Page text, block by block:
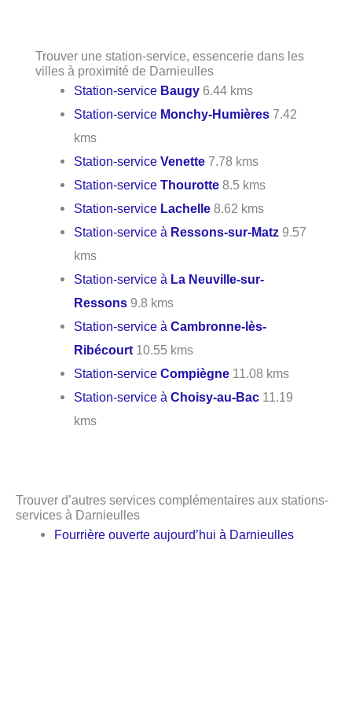
Trouver une station-service, essencerie dans les
villes à proximité de Darnieulles
Station-service Baugy 6.44 kms
Station-service Monchy-Humières 7.42
kms
Station-serviceVenette 7.78 kms
Station-serviceThourotte 8.5 kms
Station-service Lachelle 8.62 kms
Station-service à Ressons-sur-Matz 9.57
kms
Station-service à La Neuville-sur-
Ressons 9.8 kms
Station-service àCambronne-lès-
Ribécourt 10.55 kms
Station-serviceCompiègne 11.08 kms
Station-service àChoisy-au-Bac 11.19
kms
Trouver d’autres services complémentaires aux stations-
services à Darnieulles
Fourrière ouverte aujourd’hui à Darnieulles